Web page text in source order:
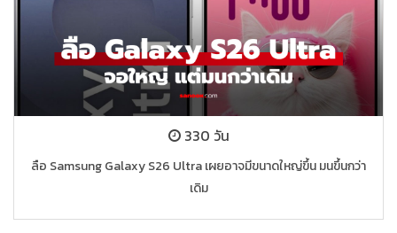
330 วัน
ลือ Samsung Galaxy S26 Ultra เผยอาจมีขนาดใหญ่ขึ้น มนขึ้นกว่า
เดิม